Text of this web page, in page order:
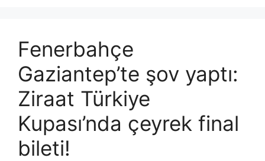
Fenerbahçe
Gaziantep’te şov yaptı:
Ziraat Türkiye
Kupası’nda çeyrek final
bileti!